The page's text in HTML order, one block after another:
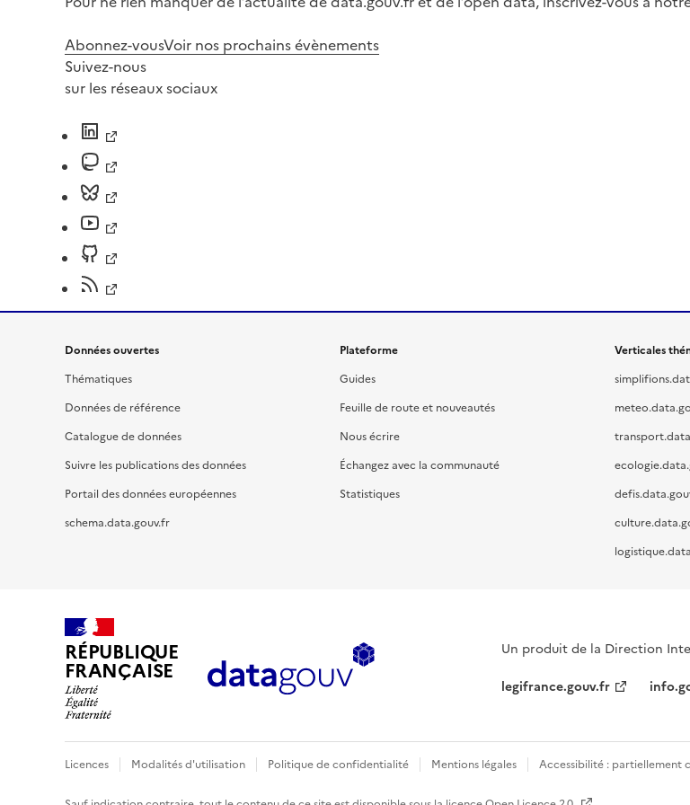
Abonnez-vousVoir nos prochains évènements
Suivez-nous
sur les réseaux sociaux
Données ouvertes
Thématiques
Données de référence
Catalogue de données
Suivre les publications des données
Portail des données européennes
schema.data.gouv.fr
Plateforme
Guides
Feuille de route et nouveautés
Nous écrire
Échangez avec la communauté
Statistiques
Verticales
RÉPUBLIQUE
FRANÇAISE
Un produit de la Direction
legifrance.gouv.fr
Licences Modalités d'utilisation Politique de confidentialité Mentions légales Accessibilité : partiellement